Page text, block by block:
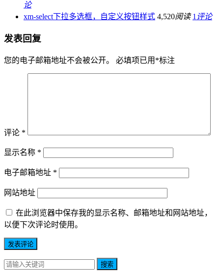
论
xm-select下拉多选框，自定义按钮样式 4,520阅读 1 评论
发表回复
您的电子邮箱地址不会被公开。 必填项已用 *标注
评论 *
显示名称 *
电子邮箱地址 *
网站地址
在此浏览器中保存我的显示名称、邮箱地址和网站地址，
以便下次评论时使用。
搜索